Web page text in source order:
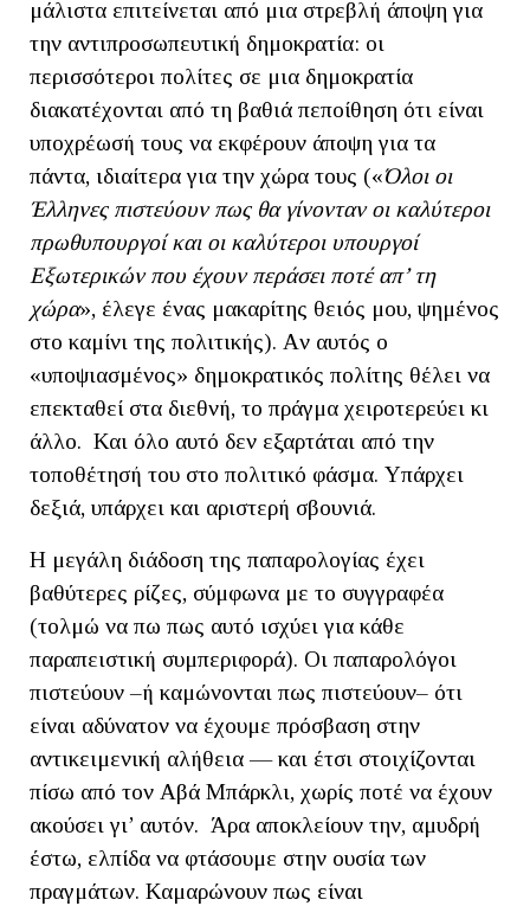
μάλιστα επιτείνεται από μια στρεβλή άποψη για
την αντιπροσωπευτική δημοκρατία: οι
περισσότεροι πολίτες σε μια δημοκρατία
διακατέχονται από τη βαθιά πεποίθηση ότι είναι
υποχρέωσή τους να εκφέρουν άποψη για τα
πάντα, ιδιαίτερα για την χώρα τους («Όλοι οι
Έλληνες πιστεύουν πως θα γίνονταν οι καλύτεροι
πρωθυπουργοί και οι καλύτεροι υπουργοί
Εξωτερικών που έχουν περάσει ποτέ απ’ τη
χώρα», έλεγε ένας μακαρίτης θειός μου, ψημένος
στο καμίνι της πολιτικής). Aν αυτός ο
«υποψιασμένος» δημοκρατικός πολίτης θέλει να
επεκταθεί στα διεθνή, το πράγμα χειροτερεύει κι
άλλο. Και όλο αυτό δεν εξαρτάται από την
τοποθέτησή του στο πολιτικό φάσμα. Υπάρχει
δεξιά, υπάρχει και αριστερή σβουνιά.
Η μεγάλη διάδοση της παπαρολογίας έχει
βαθύτερες ρίζες, σύμφωνα με το συγγραφέα
(τολμώ να πω πως αυτό ισχύει για κάθε
παραπειστική συμπεριφορά). Οι παπαρολόγοι
πιστεύουν –ή καμώνονται πως πιστεύουν– ότι
είναι αδύνατον να έχουμε πρόσβαση στην
αντικειμενική αλήθεια — και έτσι στοιχίζονται
πίσω από τον Αβά Μπάρκλι, χωρίς ποτέ να έχουν
ακούσει γι’ αυτόν. Άρα αποκλείουν την, αμυδρή
έστω, ελπίδα να φτάσουμε στην ουσία των
πραγμάτων. Καμαρώνουν πως είναι